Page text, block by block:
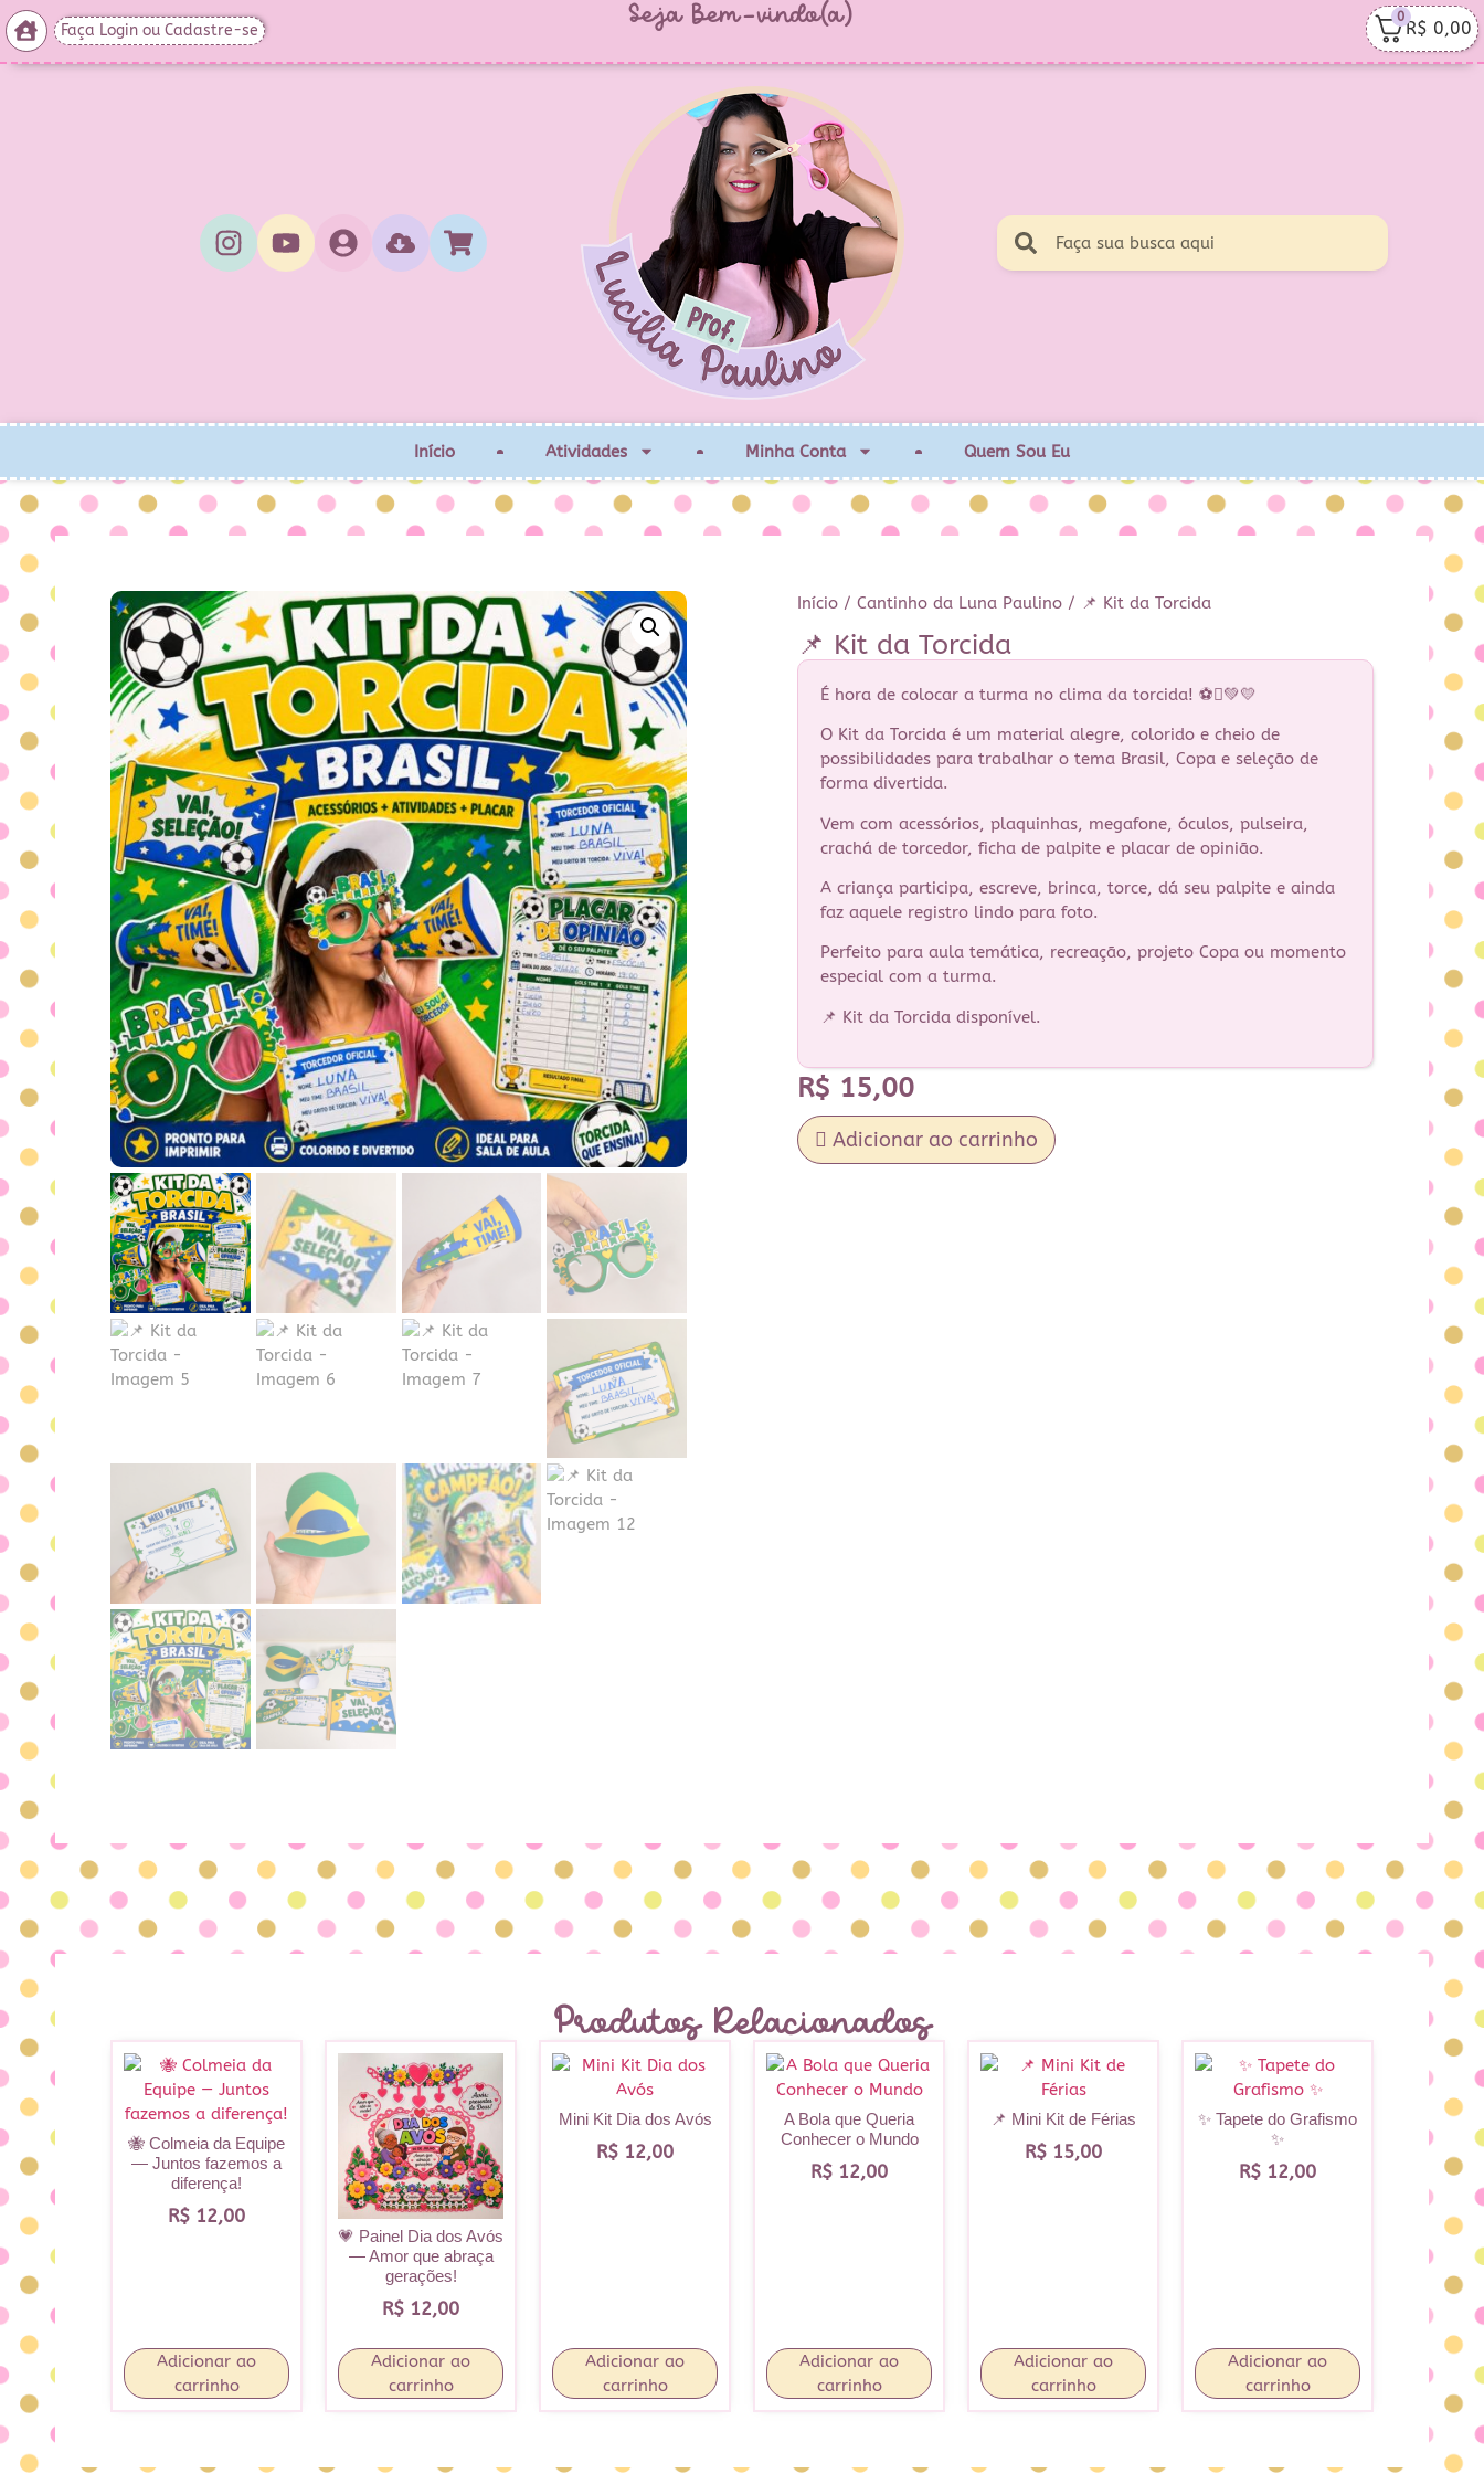
Faça Login ou Cadastre-se Seja Bem-vindo(a) 0
R$ 0,00
Início Atividades Minha Conta Quem Sou Eu
Início / Cantinho da Luna Paulino / 📌 Kit da Torcida
📌 Kit da Torcida
É hora de colocar a turma no clima da torcida! ⚽💚💛
O Kit da Torcida é um material alegre, colorido e cheio de
possibilidades para trabalhar o tema Brasil, Copa e seleção de
forma divertida.
Vem com acessórios, plaquinhas, megafone, óculos, pulseira,
crachá de torcedor, ficha de palpite e placar de opinião.
A criança participa, escreve, brinca, torce, dá seu palpite e ainda
faz aquele registro lindo para foto.
Perfeito para aula temática, recreação, projeto Copa ou momento
especial com a turma.
📌 Kit da Torcida disponível.
R$ 15,00
Adicionar ao carrinho
Produtos Relacionados
🐝 Colmeia da Equipe
— Juntos fazemos a
diferença!
R$ 12,00
Adicionar ao
carrinho
💗 Painel Dia dos Avós
— Amor que abraça
gerações!
R$ 12,00
Adicionar ao
carrinho
Mini Kit Dia dos Avós
R$ 12,00
Adicionar ao
carrinho
A Bola que Queria
Conhecer o Mundo
R$ 12,00
Adicionar ao
carrinho
📌 Mini Kit de Férias
R$ 15,00
Adicionar ao
carrinho
✨ Tapete do Grafismo
✨
R$ 12,00
Adicionar ao
carrinho